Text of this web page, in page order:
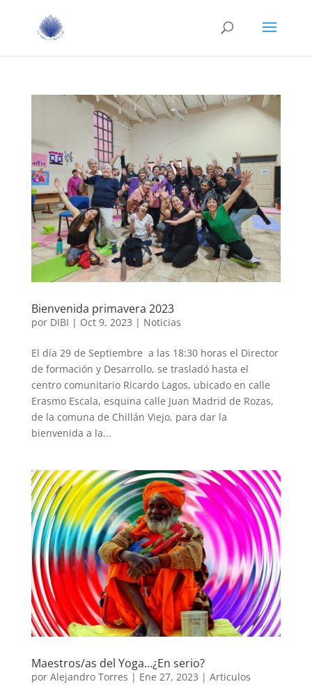
Bienvenida primavera 2023
por DIBI | Oct 9, 2023 | Noticias
El día 29 de Septiembre a las 18:30 horas el Director
de formación y Desarrollo, se trasladó hasta el
centro comunitario Ricardo Lagos, ubicado en calle
Erasmo Escala, esquina calle Juan Madrid de Rozas,
de la comuna de Chillán Viejo, para dar la
bienvenida a la...
Maestros/as del Yoga…¿En serio?
por Alejandro Torres | Ene 27, 2023 | Articulos